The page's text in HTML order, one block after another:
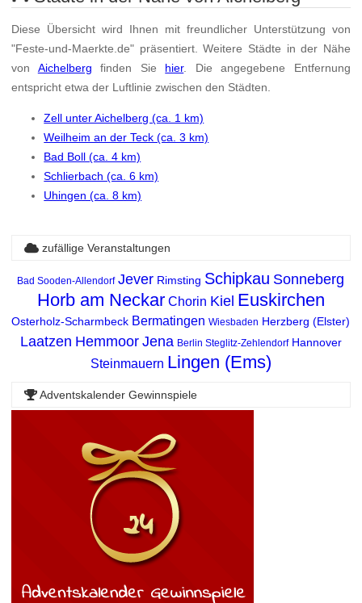
Diese Übersicht wird Ihnen mit freundlicher Unterstützung von
"Feste-und-Maerkte.de" präsentiert. Weitere Städte in der Nähe
von Aichelberg finden Sie hier. Die angegebene Entfernung
entspricht etwa der Luftlinie zwischen den Städten.
Zell unter Aichelberg (ca. 1 km)
Weilheim an der Teck (ca. 3 km)
Bad Boll (ca. 4 km)
Schlierbach (ca. 6 km)
Uhingen (ca. 8 km)
zufällige Veranstaltungen
Bad Sooden-Allendorf Jever Rimsting Schipkau Sonneberg
Horb am Neckar Chorin Kiel Euskirchen
Osterholz-Scharmbeck Bermatingen Wiesbaden Herzberg (Elster)
Laatzen Hemmoor Jena Berlin Steglitz-Zehlendorf Hannover
Steinmauern Lingen (Ems)
Adventskalender Gewinnspiele